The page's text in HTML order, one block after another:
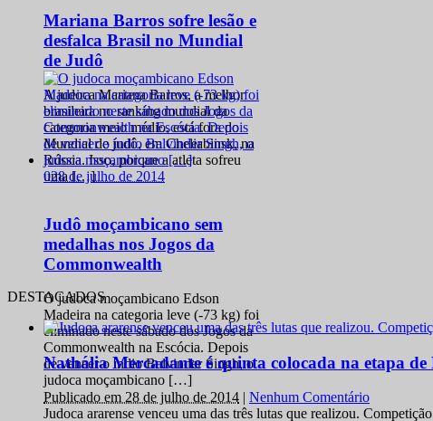
Mariana Barros sofre lesão e
desfalca Brasil no Mundial
de Judô
A judoca Mariana Barros, a melhor
brasileira no ranking mundial da
categoria meio médio, está fora do
Mundial de judô, em Cheliabinsk, na
Rússia. Isso, porque a atleta sofreu
uma […]
028 de julho de 2014
Judô moçambicano sem
medalhas nos Jogos da
Commonwealth
O judoca moçambicano Edson
Madeira na categoria leve (-73 kg) foi
eliminado neste sábado dos Jogos da
Commonwealth na Escócia. Depois
de vencer o índio Balvinder Singh, o
judoca moçambicano […]
DESTACADOS
Nathália Mercadante é quinta colocada na etapa
Publicado em 28 de julho de 2014 | Nenhum Comentário
Judoca ararense venceu uma das três lutas que realizou.